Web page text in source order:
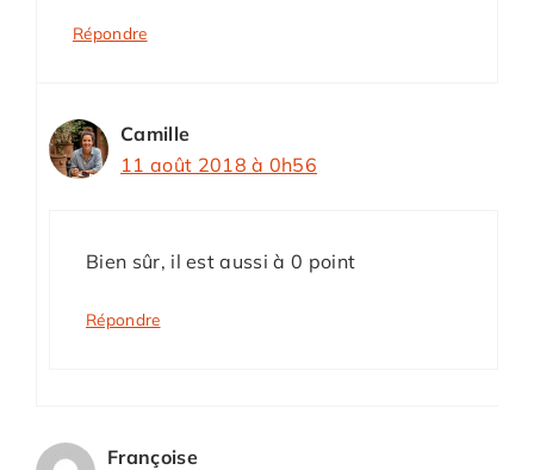
Répondre
Camille
11 août 2018 à 0h56
Bien sûr, il est aussi à 0 point
Répondre
Françoise